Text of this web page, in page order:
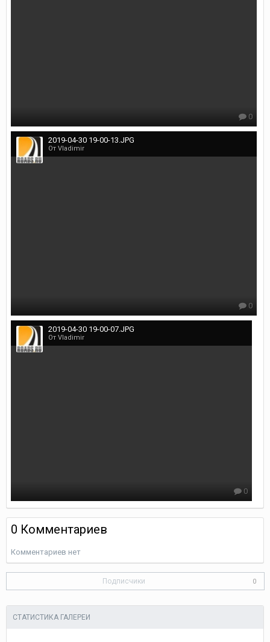
0
2019-04-30 19-00-13.JPG
От Vladimir
0
2019-04-30 19-00-07.JPG
От Vladimir
0
0 Комментариев
Комментариев нет
Подписчики 0
СТАТИСТИКА ГАЛЕРЕИ